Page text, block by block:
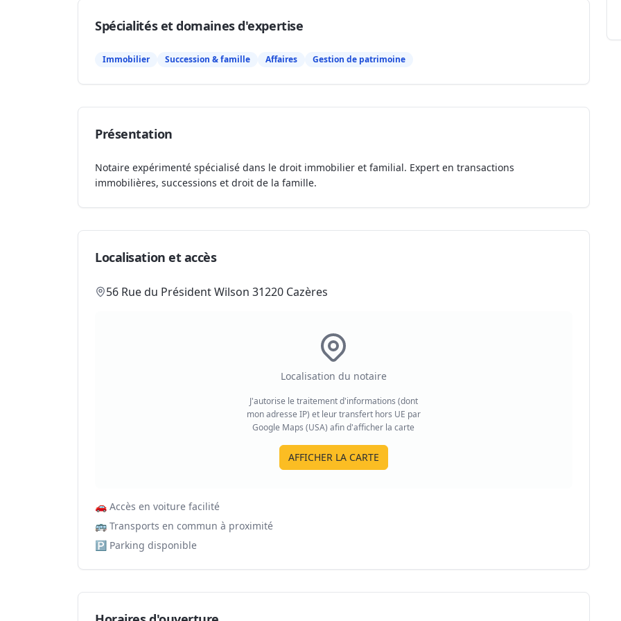
Spécialités et domaines d'expertise
Immobilier Succession & famille Affaires Gestion de patrimoine
Présentation
Notaire expérimenté spécialisé dans le droit immobilier et familial. Expert en transactions
immobilières, successions et droit de la famille.
Localisation et accès
56 Rue du Président Wilson 31220 Cazères
Localisation du notaire
J'autorise le traitement d'informations (dont
mon adresse IP) et leur transfert hors UE par
Google Maps (USA) afin d'afficher la carte
AFFICHER LA CARTE
🚗 Accès en voiture facilité
🚌 Transports en commun à proximité
🅿️ Parking disponible